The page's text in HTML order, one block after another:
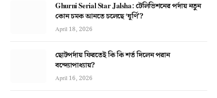
Ghurni Serial Star Jalsha: টেলিভিশনের পর্দায় নতুন
কোন চমক আনতে চলেছে ‘ঘূর্ণি’?
April 18, 2026
ছোটপর্দায় ফিরতেই কি কি শর্ত দিলেন পরান
বন্দ্যোপাধ্যায়?
April 16, 2026